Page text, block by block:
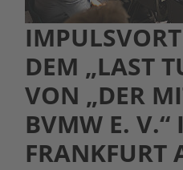
DEM „LAST
VON „DER
BVMW E. V.“
FRANKFURT